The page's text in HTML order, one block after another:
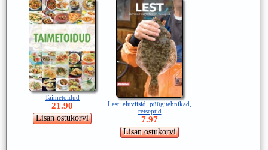
Taimetoidud
21.90
Lest: eluviisid, püügitehnikad,
retseptid
7.97